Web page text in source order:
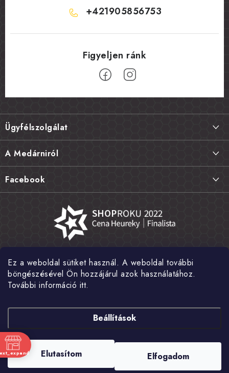
Ez a weboldal sütiket használ. A weboldal további
böngészésével Ön hozzájárul azok használatához.
További információ itt.
Beállítások
Elutasítom Elfogadom
+421905856753
L
á
b
l
é
c
Ügyfélszolgálat
Termékek visszaküldése, csere és reklamációk
Gyakori kérdések FAQ
Általános szerződési feltételek
Nagykereskedelem
A Medárniról
A mi történetünk
Fotógaléria
Hírek
Facebook
Shoptet készítette
Copyright 2026 . Minden jog fenntartva.Süti beállítások